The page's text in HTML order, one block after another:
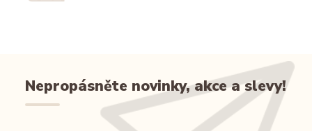
Nepropásněte novinky, akce a slevy!